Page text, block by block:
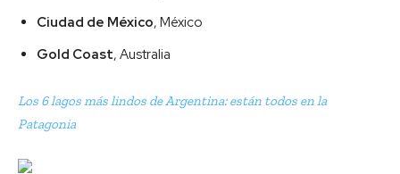
Ciudad de México, México
Gold Coast, Australia
Los 6 lagos más lindos de Argentina: están todos en la
Patagonia